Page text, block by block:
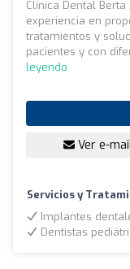
Clínica Dental
experiencia en
tratamientos y
pacientes y con
leyendo
Ver e-
Servicios y
Implantes
Dentistas